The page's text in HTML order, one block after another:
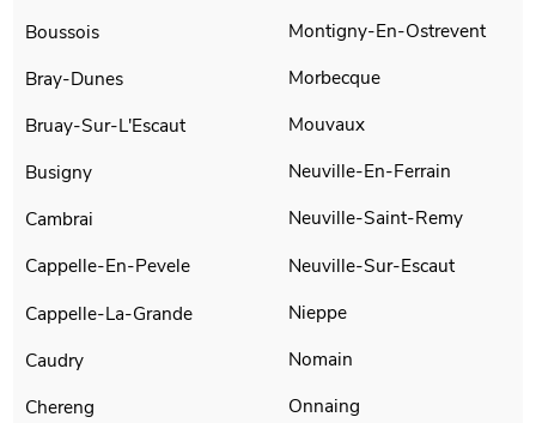
Boussois
Bray-Dunes
Bruay-Sur-L'Escaut
Busigny
Cambrai
Cappelle-En-Pevele
Cappelle-La-Grande
Caudry
Chereng
Montigny-En-Ostrevent
Morbecque
Mouvaux
Neuville-En-Ferrain
Neuville-Saint-Remy
Neuville-Sur-Escaut
Nieppe
Nomain
Onnaing